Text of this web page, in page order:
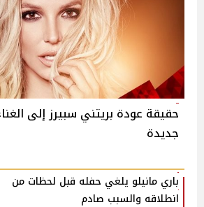
حقيقة عودة بريتني سبيرز إلى
جديدة
باري مانيلو يلغي حفله قبل لحظات من
انطلاقه والسبب صادم